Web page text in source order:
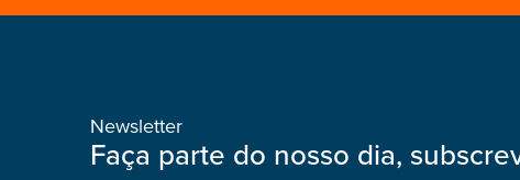
Newsletter
Faça parte do nosso dia,